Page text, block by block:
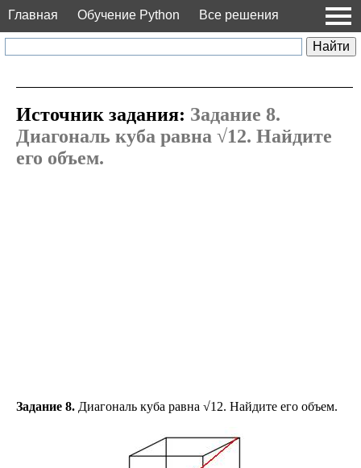
Главная Обучение Python Все решения
Источник задания: Задание 8.
Диагональ куба равна √12. Найдите
его объем.
Задание 8. Диагональ куба равна √12. Найдите его объем.